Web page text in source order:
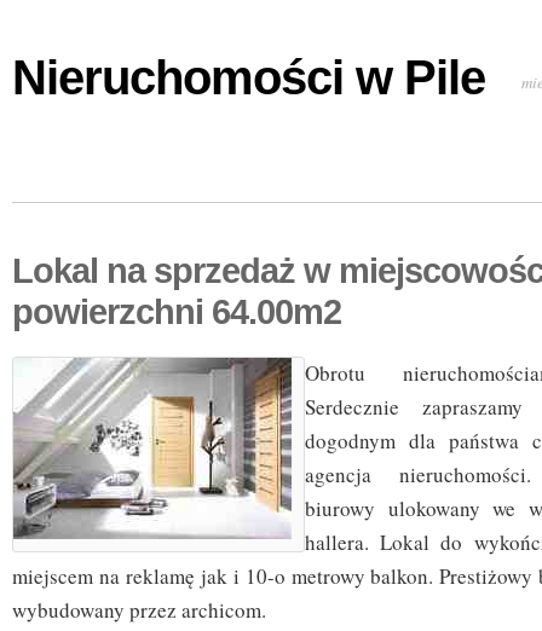
Nieruchomości w Pile
Lokal na sprzedaż w
powierzchni 64.00m2
Obrotu
Serdecznie
dogodnym dla państwa
agencja
biurowy ulokowany we
hallera. Lokal do
miejscem na reklamę jak i 10-o metrowy balkon.
wybudowany przez archicom.